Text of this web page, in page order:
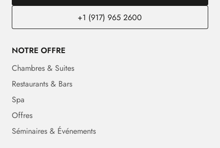
+1 (917) 965 2600
NOTRE OFFRE
Chambres & Suites
Restaurants & Bars
Spa
Offres
Séminaires & Événements